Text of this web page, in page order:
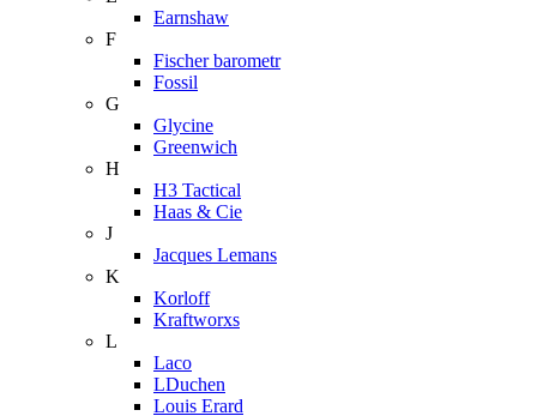
Earnshaw
F
Fischer barometr
Fossil
G
Glycine
Greenwich
H
H3 Tactical
Haas & Cie
J
Jacques Lemans
K
Korloff
Kraftworxs
L
Laco
LDuchen
Louis Erard